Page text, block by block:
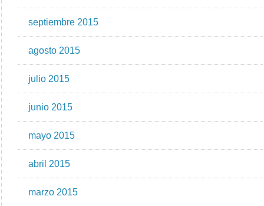
septiembre 2015
agosto 2015
julio 2015
junio 2015
mayo 2015
abril 2015
marzo 2015